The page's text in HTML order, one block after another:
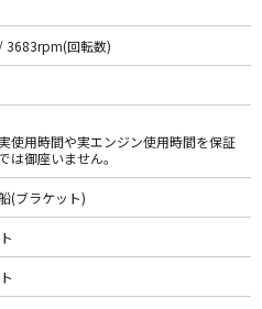
3683rpm(回転数)
使用時間や実エンジン使用時間を保証
は御座いません。
(ブラケット)